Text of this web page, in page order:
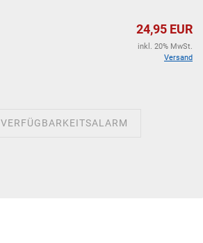
24,95 EUR
inkl. 20% MwSt.
Versand
VERFÜGBARKEITSALARM